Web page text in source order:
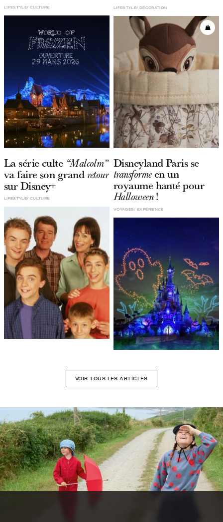
CULTURE
LIFESTYLE DÉCORATION
LIFESTYLE
La série culte “Malcolm”
va faire son grand retour
sur Disney+
CULTURE
LIFESTYLE
Disneyland Paris se
transformeen un
royaume hanté pour
Halloween!
EXPÉRIENCE
VOYAGES
VOIR TOUS LES ARTICLES